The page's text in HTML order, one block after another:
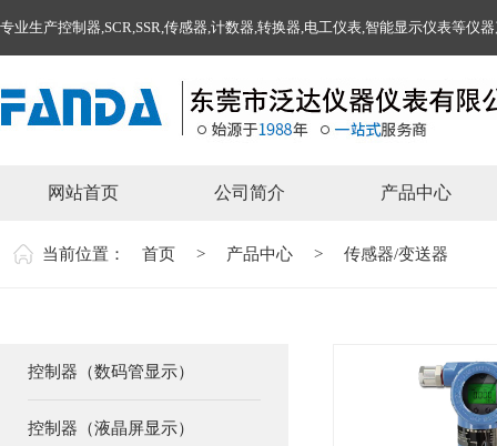
专业生产控制器,SCR,SSR,传感器,计数器,转换器,电工仪表,智能显示仪表等仪
网站首页 公司简介 产品中心
当前位置： 首页 > 产品中心 > 传感器/变送器
控制器（数码管显示）
控制器（液晶屏显示）